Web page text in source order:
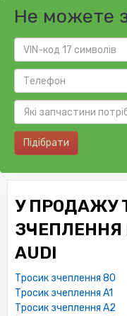
Не можете
Підібрати
У ПРОДАЖУ
ЗЧЕПЛЕННЯ
AUDI
Тросик зчеплення 80
Тросик зчеплення A1
Тросик зчеплення A2